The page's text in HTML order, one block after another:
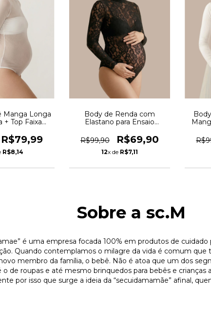
Manga Longa
+ Top Faixa
R$79,99
R$8,14
Body de Renda com
Elastano para Ensaio
Confortável Preto - REF:
BD3
R$99,90 R$69,90
12x de R$7,11
Sobre a sc.M
é uma empresa focada 100% em produtos de cuidado
Quando contemplamos o milagre da vida é comum que
membro da família, o bebê. Não é atoa que um dos
de roupas e até mesmo brinquedos para bebês e crianças
por isso que surge a ideia da “secuidamamãe” afinal,